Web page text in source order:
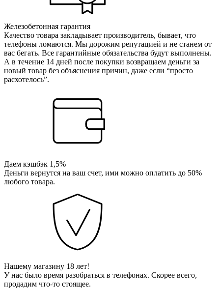
Железобетонная гарантия
Качество товара закладывает производитель, бывает, что
телефоны ломаются. Мы дорожим репутацией и не станем от
вас бегать. Все гарантийные обязательства будут выполнены.
А в течение 14 дней после покупки возвращаем деньги за
новый товар без объяснения причин, даже если “просто
расхотелось”.
Даем кэшбэк 1,5%
Деньги вернутся на ваш счет, ими можно оплатить до 50%
любого товара.
Нашему магазину 18 лет!
У нас было время разобраться в телефонах. Скорее всего,
продадим что-то стоящее.